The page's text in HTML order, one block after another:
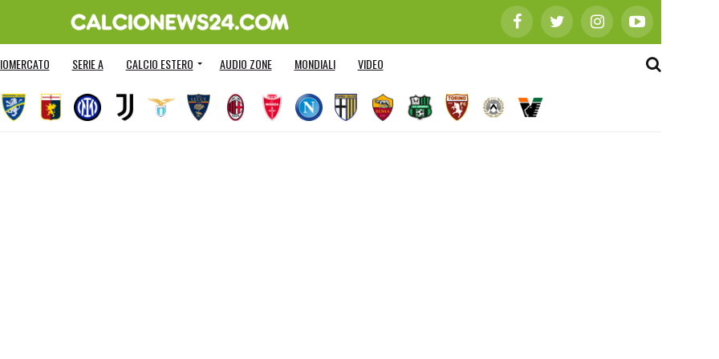
SERIE A CALCIO ESTERO AUDIO ZONE MONDIALI VIDEO